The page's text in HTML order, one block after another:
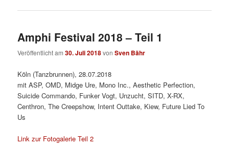
Amphi Festival 2018 – Teil 1
Veröffentlicht am30. Juli 2018vonSven Bähr
Köln (Tanzbrunnen), 28.07.2018
mit ASP, OMD, Midge Ure, Mono Inc., Aesthetic Perfection,
Suicide Commando, Funker Vogt, Unzucht, SITD, X-RX,
Centhron, The Creepshow, Intent Outtake, Kiew, Future Lied To
Us
Link zur Fotogalerie Teil 2